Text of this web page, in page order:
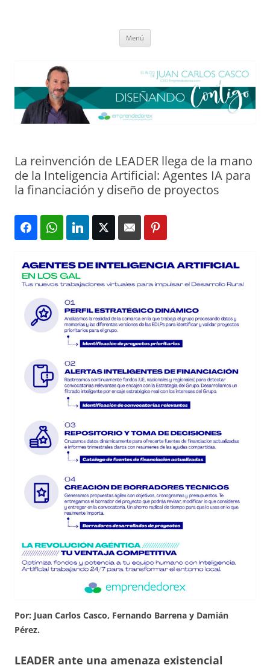
Menú
La reinvención de LEADER llega de la mano
de la Inteligencia Artificial: Agentes IA para
la financiación y diseño de proyectos
Por: Juan Carlos Casco, Fernando Barrena y Damián
Pérez.
LEADER ante una amenaza existencial